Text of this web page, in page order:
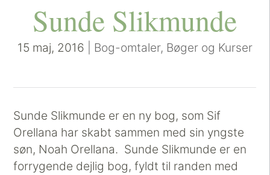
Sunde Slikmunde
15 maj, 2016 Bog-omtaler, Bøger og Kurser
Sunde Slikmunde er en ny bog, som Sif
Orellana har skabt sammen med sin yngste
søn, Noah Orellana. Sunde Slikmunde er en
forrygende dejlig bog, fyldt til randen med